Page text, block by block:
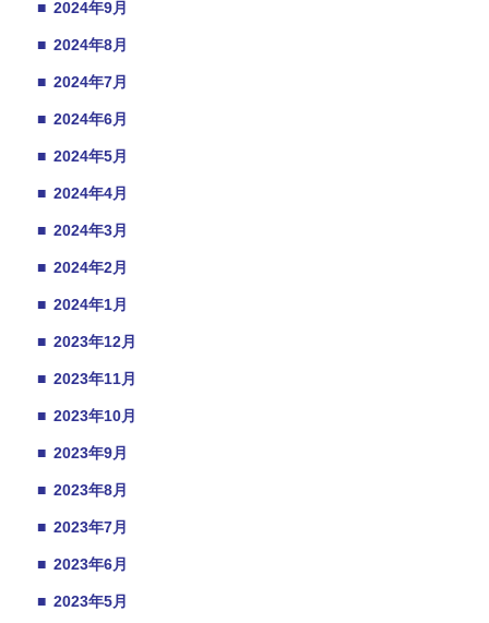
■ 2024年9月
■ 2024年8月
■ 2024年7月
■ 2024年6月
■ 2024年5月
■ 2024年4月
■ 2024年3月
■ 2024年2月
■ 2024年1月
■ 2023年12月
■ 2023年11月
■ 2023年10月
■ 2023年9月
■ 2023年8月
■ 2023年7月
■ 2023年6月
■ 2023年5月